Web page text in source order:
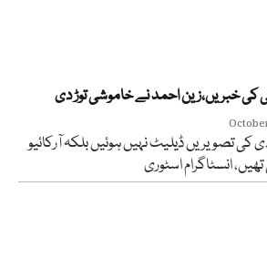
خبریں،زین احمد نے خاموشی توڑ دی
تصویریں ڈیلیٹ نہیں ہوئیں بلکہ آرکائیو
انسٹاگرام اسٹوری